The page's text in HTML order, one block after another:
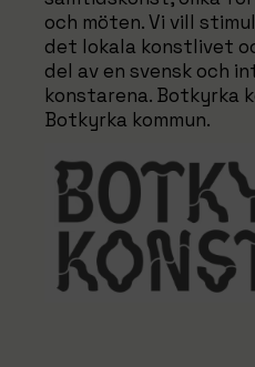
och möten. Vi vill
det lokala konstlivet
del av en svensk och
konstarena. Botkyrka
Botkyrka kommun.